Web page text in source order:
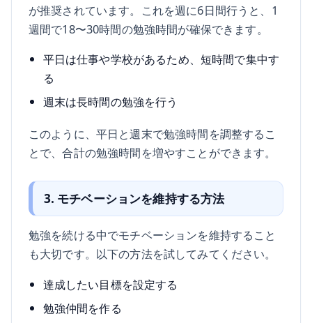
が推奨されています。これを週に6日間行うと、1
週間で18〜30時間の勉強時間が確保できます。
平日は仕事や学校があるため、短時間で集中す
る
週末は長時間の勉強を行う
このように、平日と週末で勉強時間を調整するこ
とで、合計の勉強時間を増やすことができます。
3. モチベーションを維持する方法
勉強を続ける中でモチベーションを維持すること
も大切です。以下の方法を試してみてください。
達成したい目標を設定する
勉強仲間を作る